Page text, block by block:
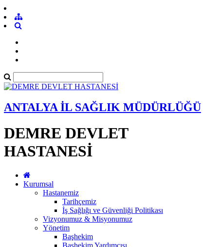
ANTALYA İL SAĞLIK MÜDÜRLÜĞÜ
DEMRE DEVLET
HASTANESİ
Kurumsal
Hastanemiz
Tarihçemiz
İş Sağlığı ve Güvenliği Politikası
Vizyonumuz & Misyonumuz
Yönetim
Başhekim
Başhekim Yardımcısı